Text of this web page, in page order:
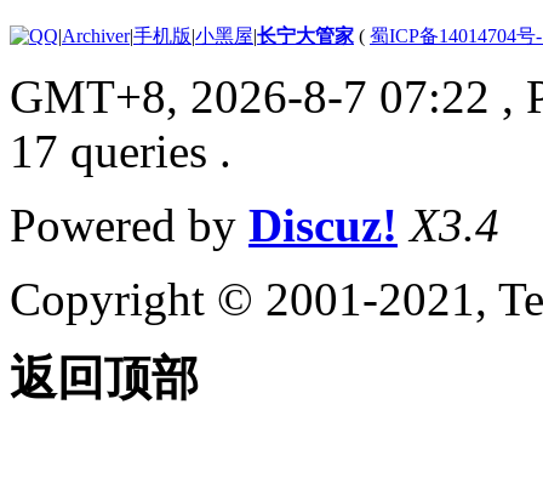
|Archiver|手机版|小黑屋|长宁大管家 ( 蜀ICP备14014704号
GMT+8, 2026-8-7 07:22 ,
17 queries .
Powered by Discuz! X3.4
Copyright © 2001-2021,
返回顶部